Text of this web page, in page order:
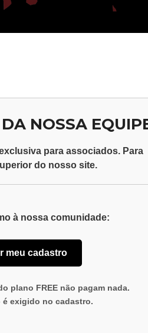
NOSSA
para associados. Para
do nosso site.
à nossa comunidade:
meu cadastro
plano FREEnão pagam nada.
é exigido no cadastro.